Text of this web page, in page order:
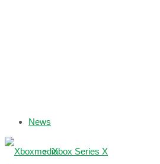
News
Xbox Series X